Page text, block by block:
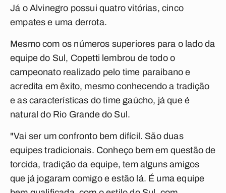
Já o Alvinegro possui quatro vitórias, cinco
empates e uma derrota.
Mesmo com os números superiores para o lado da
equipe do Sul, Copetti lembrou de todo o
campeonato realizado pelo time paraibano e
acredita em êxito, mesmo conhecendo a tradição
e as características do time gaúcho, já que é
natural do Rio Grande do Sul.
"Vai ser um confronto bem difícil. São duas
equipes tradicionais. Conheço bem em questão de
torcida, tradição da equipe, tem alguns amigos
que já jogaram comigo e estão lá. É uma equipe